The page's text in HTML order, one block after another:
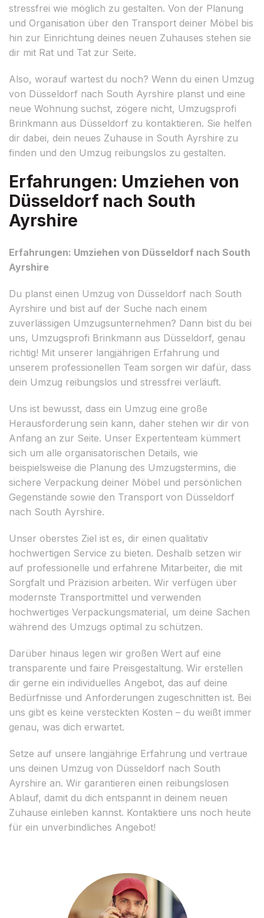
stressfrei wie möglich zu gestalten. Von der Planung
und Organisation über den Transport deiner Möbel bis
hin zur Einrichtung deines neuen Zuhauses stehen sie
dir mit Rat und Tat zur Seite.
Also, worauf wartest du noch? Wenn du einen Umzug
von Düsseldorf nach South Ayrshire planst und eine
neue Wohnung suchst, zögere nicht, Umzugsprofi
Brinkmann aus Düsseldorf zu kontaktieren. Sie helfen
dir dabei, dein neues Zuhause in South Ayrshire zu
finden und den Umzug reibungslos zu gestalten.
Erfahrungen: Umziehen von
Düsseldorf nach South
Ayrshire
Erfahrungen: Umziehen von Düsseldorf nach South
Ayrshire
Du planst einen Umzug von Düsseldorf nach South
Ayrshire und bist auf der Suche nach einem
zuverlässigen Umzugsunternehmen? Dann bist du bei
uns, Umzugsprofi Brinkmann aus Düsseldorf, genau
richtig! Mit unserer langjährigen Erfahrung und
unserem professionellen Team sorgen wir dafür, dass
dein Umzug reibungslos und stressfrei verläuft.
Uns ist bewusst, dass ein Umzug eine große
Herausforderung sein kann, daher stehen wir dir von
Anfang an zur Seite. Unser Expertenteam kümmert
sich um alle organisatorischen Details, wie
beispielsweise die Planung des Umzugstermins, die
sichere Verpackung deiner Möbel und persönlichen
Gegenstände sowie den Transport von Düsseldorf
nach South Ayrshire.
Unser oberstes Ziel ist es, dir einen qualitativ
hochwertigen Service zu bieten. Deshalb setzen wir
auf professionelle und erfahrene Mitarbeiter, die mit
Sorgfalt und Präzision arbeiten. Wir verfügen über
modernste Transportmittel und verwenden
hochwertiges Verpackungsmaterial, um deine Sachen
während des Umzugs optimal zu schützen.
Darüber hinaus legen wir großen Wert auf eine
transparente und faire Preisgestaltung. Wir erstellen
dir gerne ein individuelles Angebot, das auf deine
Bedürfnisse und Anforderungen zugeschnitten ist. Bei
uns gibt es keine versteckten Kosten – du weißt immer
genau, was dich erwartet.
Setze auf unsere langjährige Erfahrung und vertraue
uns deinen Umzug von Düsseldorf nach South
Ayrshire an. Wir garantieren einen reibungslosen
Ablauf, damit du dich entspannt in deinem neuen
Zuhause einleben kannst. Kontaktiere uns noch heute
für ein unverbindliches Angebot!